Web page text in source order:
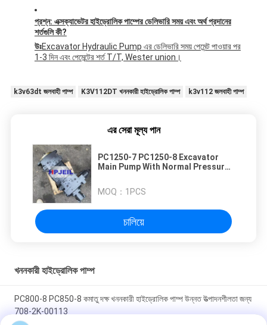
প্রশ্ন: এক্সক্যাভেটর হাইড্রোলিক পাম্পের ডেলিভারি সময় এবং অর্থ প্রদানের
শর্তগুলি কী?
উঃExcavator Hydraulic Pump এর ডেলিভারি সময় পেমেন্ট পাওয়ার পর
1-3 দিন এবং পেমেন্টের শর্ত T/T, Wester union।
k3v63dt জলবাহী পাম্প K3V112DT খননকারী হাইড্রোলিক পাম্প k3v112 জলবাহী পাম্প
এর সেরা মূল্য পান
PC1250-7 PC1250-8 Excavator
Main Pump With Normal Pressure
2H-00440
MOQ： 1PCS
চালিয়ে
খননকারী হাইড্রোলিক পাম্প
PC800-8 PC850-8 কমাতু দক্ষ খননকারী হাইড্রোলিক পাম্প উন্নত উত্পাদনশীলতা জন্য
708-2K-00113